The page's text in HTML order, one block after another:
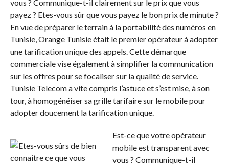
vous ? Communique-t-il clairement sur le prix que vous
payez ? Etes-vous sûr que vous payez le bon prix de minute ?
En vue de préparer le terrain à la portabilité des numéros en
Tunisie, Orange Tunisie était le premier opérateur à adopter
une tarification unique des appels. Cette démarque
commerciale vise également à simplifier la communication
sur les offres pour se focaliser sur la qualité de service.
Tunisie Telecom a vite compris l’astuce et s’est mise, à son
tour, à homogénéiser sa grille tarifaire sur le mobile pour
adopter doucement la tarification unique.
Est-ce que votre opérateur
mobile est transparent avec
vous ? Communique-t-il